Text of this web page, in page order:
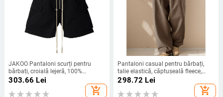
JAKOO Pantaloni scurți pentru
bărbați, croială lejeră, 100%
bumbac, RO-stil streetwear, vara
303.66 Lei
add_shopping_cart
Pantaloni casual pentru bărbați,
talie elastică, căptușeală fleece,
lungi, croială lejeră, Lycra țesătură,
potriviți pentru toate sezoanele
298.72 Lei
add_shopping_cart